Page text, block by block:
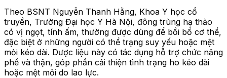
Theo BSNT Nguyễn Thanh Hằng, Khoa Y học cổ
truyền, Trường Đại học Y Hà Nội, đông trùng hạ thảo
có vị ngọt, tính ấm, thường được dùng để bồi bổ cơ thể,
đặc biệt ở những người có thể trạng suy yếu hoặc mệt
mỏi kéo dài. Dược liệu này có tác dụng hỗ trợ chức năng
phế và thận, góp phần cải thiện tình trạng ho kéo dài
hoặc mệt mỏi do lao lực.